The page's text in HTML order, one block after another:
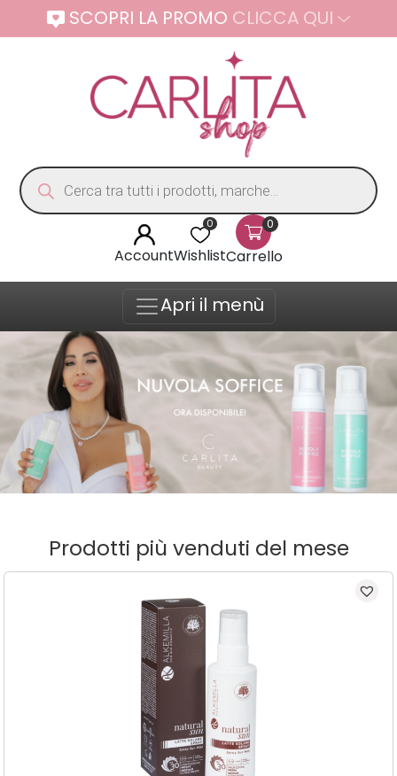
SCOPRI LA PROMO CLICCA QUI
Products search
Account
0
Wishlist
0
Carrello
Apri il menù
Prodotti più venduti del mese